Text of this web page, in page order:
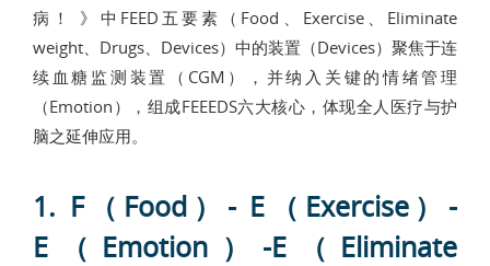
病！ 》中FEED五要素（Food、Exercise、Eliminate
weight、Drugs、Devices）中的装置（Devices）聚焦于连
续血糖监测装置（CGM），并纳入关键的情绪管理
（Emotion），组成FEEEDS六大核心，体现全人医疗与护
脑之延伸应用。
1. F（Food）- E（Exercise）-
E（Emotion）-E（Eliminate